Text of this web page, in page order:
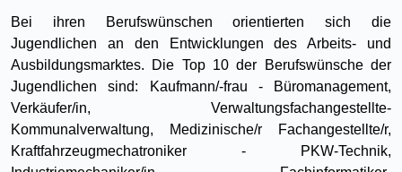
Bei ihren Berufswünschen orientierten sich die
Jugendlichen an den Entwicklungen des Arbeits- und
Ausbildungsmarktes. Die Top 10 der Berufswünsche der
Jugendlichen sind: Kaufmann/-frau - Büromanagement,
Verkäufer/in, Verwaltungsfachangestellte-
Kommunalverwaltung, Medizinische/r Fachangestellte/r,
Kraftfahrzeugmechatroniker - PKW-Technik,